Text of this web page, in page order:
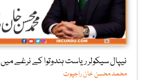
نیپال سیکولر ریاست ہندوتوا کے نرغے میں
محمد محسن خان راجپوت